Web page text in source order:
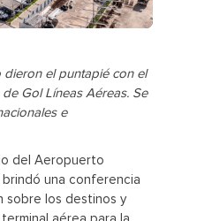
dieron el puntapié con el
Gol Líneas Aéreas. Se
e
del Aeropuerto
brindó una conferencia
sobre los destinos y